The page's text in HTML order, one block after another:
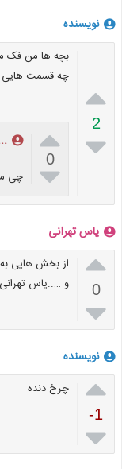
نویسنده

2

بچه ها من فک
چه قسمت

0
 چی
یاس تهرانی

0

از بخش هایی
و …..یاس تهرانی
نویسنده

-1

چرخ دنده